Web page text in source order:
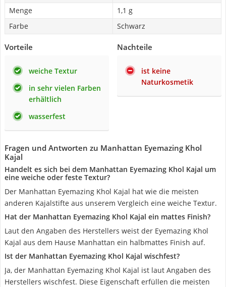
Menge
1,1 g
Farbe
Schwarz
Vorteile
weiche Textur
in sehr vielen Farben
erhältlich
wasserfest
Nachteile
ist keine
Naturkosmetik
Fragen und Antworten zu Manhattan Eyemazing Khol
Kajal
Handelt es sich bei dem Manhattan Eyemazing Khol Kajal um
eine weiche oder feste Textur?
Der Manhattan Eyemazing Khol Kajal hat wie die meisten
anderen Kajalstifte aus unserem Vergleich eine weiche Textur.
Hat der Manhattan Eyemazing Khol Kajal ein mattes Finish?
Laut den Angaben des Herstellers weist der Eyemazing Khol
Kajal aus dem Hause Manhattan ein halbmattes Finish auf.
Ist der Manhattan Eyemazing Khol Kajal wischfest?
Ja, der Manhattan Eyemazing Khol Kajal ist laut Angaben des
Herstellers wischfest. Diese Eigenschaft erfüllen die meisten